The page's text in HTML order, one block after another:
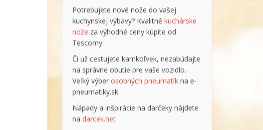
Potrebujete nové nože do vašej
kuchynskej výbavy? Kvalitné kuchárske
nože za výhodné ceny kúpite od
Tescomy.
Či už cestujete kamkoľvek, nezabúdajte
na správne obutie pre vaše vozidlo.
Veľký výber osobných pneumatík na e-
pneumatiky.sk.
Nápady a inšpirácie na darčeky nájdete
na darcek.net